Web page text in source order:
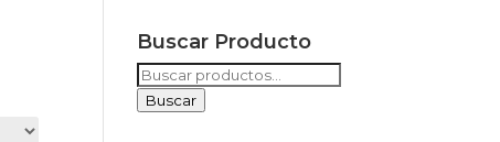
Buscar Producto
Buscar
por:
Buscar